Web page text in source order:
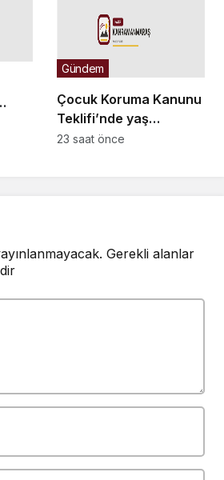
Çocuk Koruma Kanunu
Teklifi’nde yaş
düzenlemesi:
Gündem
23 saat önce
Gerekli alanlar